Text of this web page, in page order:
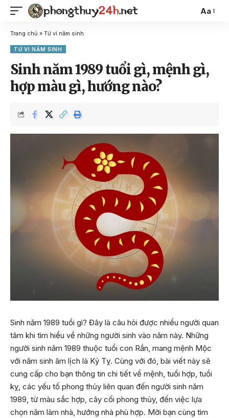
Aa
Trang chủ » Tử vi năm sinh
TỬ VI NĂM SINH
Sinh năm 1989 tuổi gì, mệnh gì,
hợp màu gì, hướng nào?
Sinh năm 1989 tuổi gì? Đây là câu hỏi được nhiều người quan
tâm khi tìm hiểu về những người sinh vào năm này. Những
người sinh năm 1989 thuộc tuổi con Rắn, mang mệnh Mộc
với năm sinh âm lịch là Kỷ Tỵ. Cùng với đó, bài viết này sẽ
cung cấp cho bạn thông tin chi tiết về mệnh, tuổi hợp, tuổi
kỵ, các yếu tố phong thủy liên quan đến người sinh năm
1989, từ màu sắc hợp, cây cối phong thủy, đến việc lựa
chọn năm làm nhà, hướng nhà phù hợp. Mời bạn cùng tìm